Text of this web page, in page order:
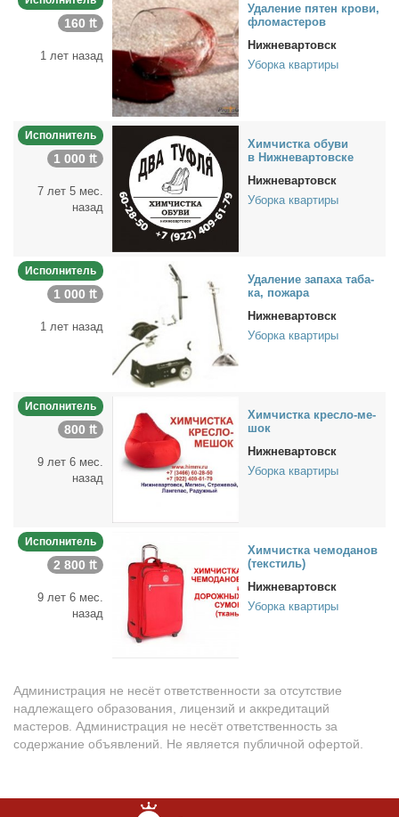
160 ₶
1 лет назад
Уда­ле­ние пя­тен кро­ви,
фло­ма­сте­ров
Нижневартовск
Уборка квартиры
Исполнитель
1 000 ₶
7 лет 5 мес.
назад
Хим­чист­ка обу­ви
в Ниж­не­вар­тов­ске
Нижневартовск
Уборка квартиры
Исполнитель
1 000 ₶
1 лет назад
Уда­ле­ние за­па­ха та­ба­
ка, по­жа­ра
Нижневартовск
Уборка квартиры
Исполнитель
800 ₶
9 лет 6 мес.
назад
Хим­чист­ка крес­ло-ме­
шок
Нижневартовск
Уборка квартиры
Исполнитель
2 800 ₶
9 лет 6 мес.
назад
Хим­чист­ка че­мо­да­нов
(тек­стиль)
Нижневартовск
Уборка квартиры
Администрация не несёт ответственности за отсутствие
надлежащего образования, лицензий и аккредитаций
мастеров. Администрация не несёт ответственность за
содержание объявлений. Не является публичной офертой.